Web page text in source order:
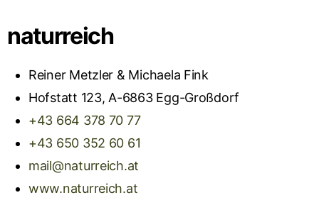
naturreich
Reiner Metzler & Michaela Fink
Hofstatt 123, A-6863 Egg-Großdorf
+43 664 378 70 77
+43 650 352 60 61
mail@naturreich.at
www.naturreich.at